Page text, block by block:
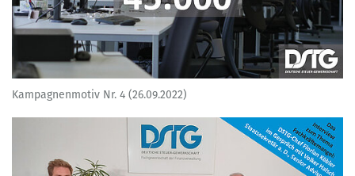
Kampagnenmotiv Nr. 4 (26.09.2022)